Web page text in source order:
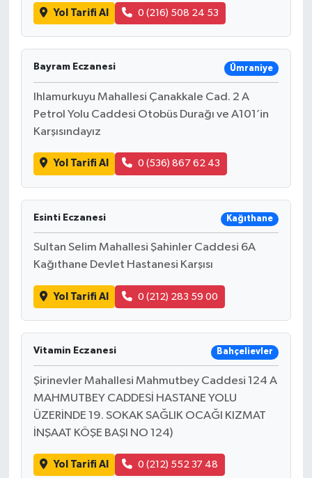
Yol Tarifi Al 0 (216) 508 24 53
Bayram Eczanesi Ümraniye
Ihlamurkuyu Mahallesi Çanakkale Cad. 2 A
Petrol Yolu Caddesi Otobüs Durağı ve A101’in
Karşısındayız
Yol Tarifi Al 0 (536) 867 62 43
Esinti Eczanesi Kağıthane
Sultan Selim Mahallesi Şahinler Caddesi 6A
Kağıthane Devlet Hastanesi Karşısı
Yol Tarifi Al 0 (212) 283 59 00
Vitamin Eczanesi Bahçelievler
Şirinevler Mahallesi Mahmutbey Caddesi 124 A
MAHMUTBEY CADDESİ HASTANE YOLU
ÜZERİNDE 19. SOKAK SAĞLIK OCAĞI KIZMAT
İNŞAAT KÖŞE BAŞI NO 124)
Yol Tarifi Al 0 (212) 552 37 48